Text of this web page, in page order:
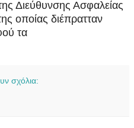
Διεύθυνσης Ασφαλείας
οποίας διέπρατταν
τα
σχόλια: